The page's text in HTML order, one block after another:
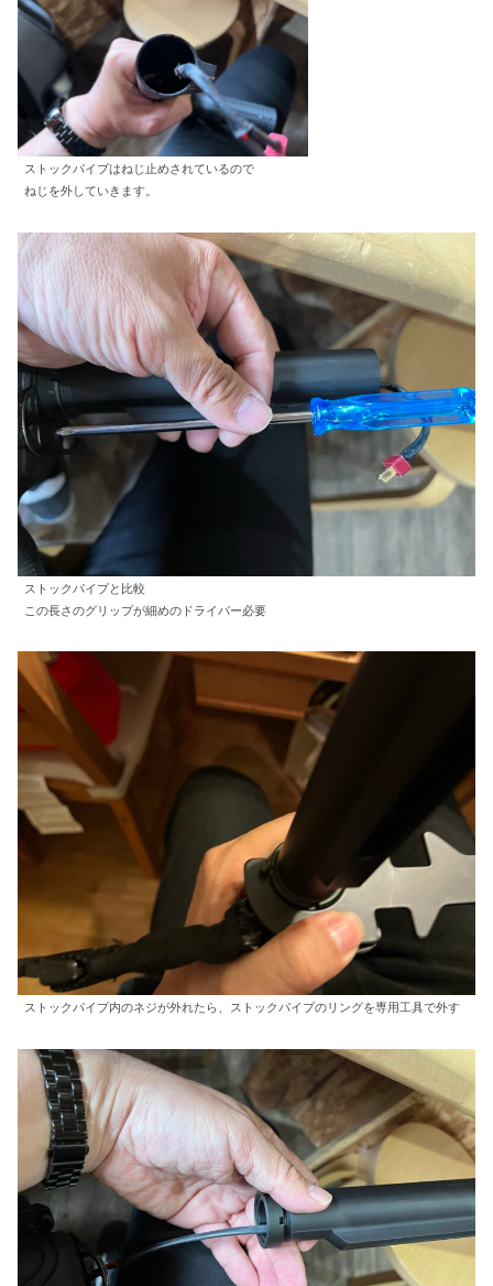
ストックパイプはねじ止めされているので
ねじを外していきます。
ストックパイプと比較
この長さのグリップが細めのドライバー必要
ストックパイプ内のネジが外れたら、ストックパイプのリングを専用工具で外す